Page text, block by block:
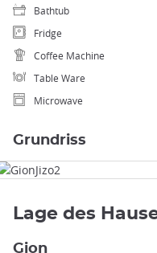
Bathtub
Fridge
Coffee Machine
Table Ware
Microwave
Grundriss
Lage des
Gion